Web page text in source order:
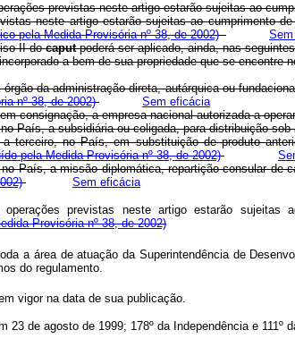
previstas neste artigo estarão sujeitas ao
neste artigo estarão sujeitas ao
pela Medida Provisória nº 38, de 2002)
II docaputpoderá ser aplicado, ainda,
incorporado a bem de sua propriedade que se
órgão da administração direta, autárquica ou
nº 38, de 2002)
Sem eficácia
consignação, a empresa nacional autorizada a
no País, a subsidiária ou coligada, para
terceiro, no País, em substituição de produto
pela Medida Provisória nº 38, de 2002)
no País, a missão diplomática, repartição
Sem eficácia
previstas neste artigo estarão sujeitas
Provisória nº 38, de 2002)
a área de atuação da Superintendência de
do regulamento.
vigor na data de sua publicação.
23 de agosto de 1999; 178º da Independência e 111º